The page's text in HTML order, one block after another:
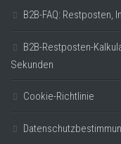
B2B-FAQ: Restposten,
B2B-Restposten-
Sekunden
Cookie-Richtlinie